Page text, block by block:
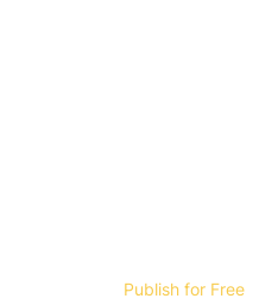
Publish for Free